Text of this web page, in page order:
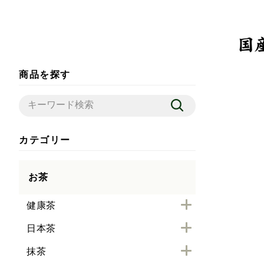
商品を探す
カテゴリー
お茶
健康茶
日本茶
抹茶